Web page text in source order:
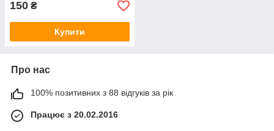
150 ₴
Купити
Про нас
100% позитивних з 88 відгуків за рік
Працює з 20.02.2016